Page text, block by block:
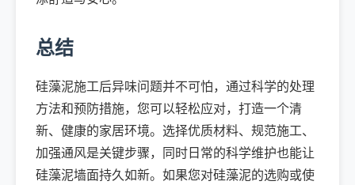
总结
硅藻泥施工后异味问题并不可怕，通过科学的处理
方法和预防措施，您可以轻松应对，打造一个清
新、健康的家居环境。选择优质材料、规范施工、
加强通风是关键步骤，同时日常的科学维护也能让
硅藻泥墙面持久如新。如果您对硅藻泥的选购或使